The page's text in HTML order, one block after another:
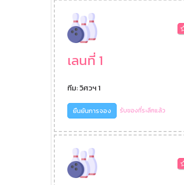
เลนที่ 1
ทีม: วิศวฯ 1
ยืนยันการจอง รับของที่ระลึกแล้ว